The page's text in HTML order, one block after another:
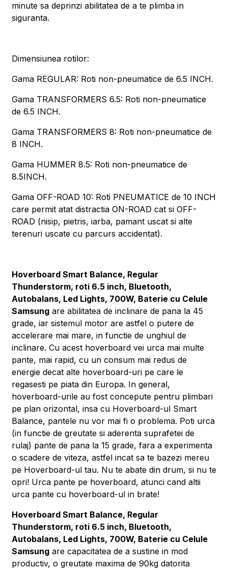
minute sa deprinzi abilitatea de a te plimba in
siguranta.
Dimensiunea rotilor:
Gama REGULAR: Roti non-pneumatice de 6.5 INCH.
Gama TRANSFORMERS 6.5: Roti non-pneumatice
de 6.5 INCH.
Gama TRANSFORMERS 8: Roti non-pneumatice de
8 INCH.
Gama HUMMER 8.5: Roti non-pneumatice de
8.5INCH.
Gama OFF-ROAD 10: Roti PNEUMATICE de 10 INCH
care permit atat distractia ON-ROAD cat si OFF-
ROAD (nisip, pietris, iarba, pamant uscat si alte
terenuri uscate cu parcurs accidentat).
Hoverboard Smart Balance, Regular
Thunderstorm, roti 6.5 inch, Bluetooth,
Autobalans, Led Lights, 700W, Baterie cu Celule
Samsung are abilitatea de inclinare de pana la 45
grade, iar sistemul motor are astfel o putere de
accelerare mai mare, in functie de unghiul de
inclinare. Cu acest hoverboard vei urca mai multe
pante, mai rapid, cu un consum mai redus de
energie decat alte hoverboard-uri pe care le
regasesti pe piata din Europa. In general,
hoverboard-urile au fost concepute pentru plimbari
pe plan orizontal, insa cu Hoverboard-ul Smart
Balance, pantele nu vor mai fi o problema. Poti urca
(in functie de greutate si aderenta suprafetei de
rulaj) pante de pana la 15 grade, fara a experimenta
o scadere de viteza, astfel incat sa te bazezi mereu
pe Hoverboard-ul tau. Nu te abate din drum, si nu te
opri! Urca pante pe hoverboard, atunci cand altii
urca pante cu hoverboard-ul in brate!
Hoverboard Smart Balance, Regular
Thunderstorm, roti 6.5 inch, Bluetooth,
Autobalans, Led Lights, 700W, Baterie cu Celule
Samsung are capacitatea de a sustine in mod
productiv, o greutate maxima de 90kg datorita